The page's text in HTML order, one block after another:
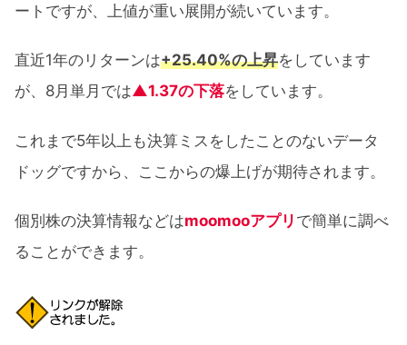
ートですが、上値が重い展開が続いています。
直近1年のリターンは+25.40%の上昇をしています
が、8月単月では▲1.37の下落をしています。
これまで5年以上も決算ミスをしたことのないデータ
ドッグですから、ここからの爆上げが期待されます。
個別株の決算情報などはmoomooアプリ で簡単に調べ
ることができます。